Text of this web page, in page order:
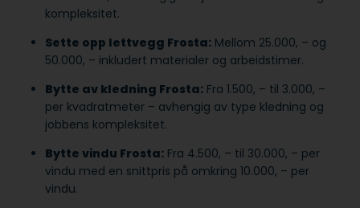
kompleksitet.
Sette opp lettvegg Frosta: Mellom 25.000, – og
50.000, – inkludert materialer og arbeidstimer.
Bytte av kledning Frosta: Fra 1.500, – til 3.000, –
per kvadratmeter – avhengig av type kledning og
jobbens kompleksitet.
Bytte vindu Frosta: Fra 4.500, – til 30.000, – per
vindu med en snittpris på omkring 10.000, – per
vindu.